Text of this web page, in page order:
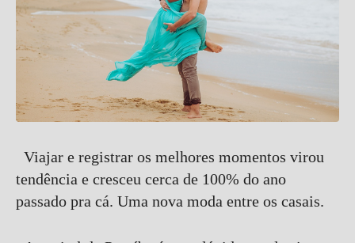
Viajar e registrar os melhores momentos virou
tendência e cresceu cerca de 100% do ano
passado pra cá. Uma nova moda entre os casais.